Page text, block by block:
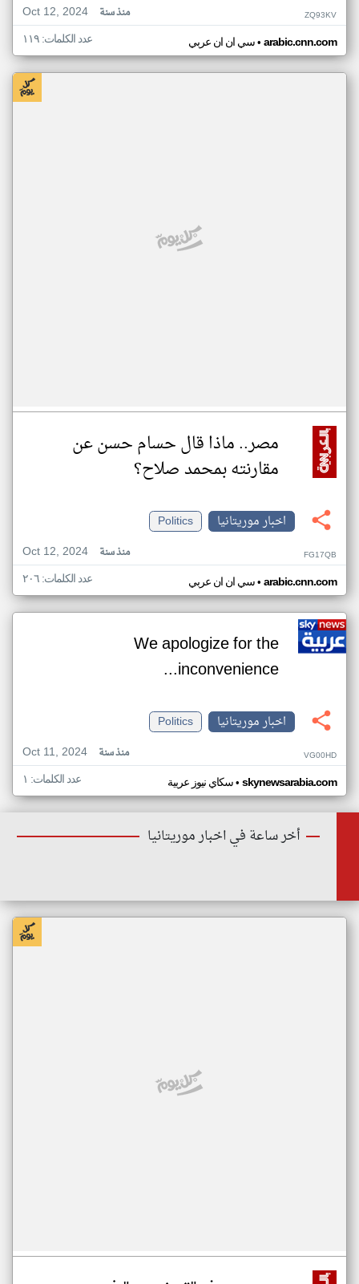
Oct 12, 2024
منذ سنة ZQ93KV
سي ان ان عربي• arabic.cnn.com عدد الكلمات: ١١٩
مصر.. ماذا قال حسام حسن عن
مقارنته بمحمد صلاح؟
اخبار موريتانيا
Politics
Oct 12, 2024
منذ سنة FG17QB
سي ان ان عربي• arabic.cnn.com عدد الكلمات: ٢٠٦
We apologize for the
inconvenience...
اخبار موريتانيا
Politics
Oct 11, 2024
منذ سنة VG00HD
سكاي نيوز عربية• skynewsarabia.com عدد الكلمات: ١
أخر ساعة في اخبار موريتانيا